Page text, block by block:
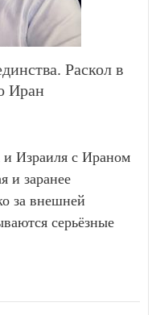
Раскол в
Иран
Израиля с Ираном
и заранее
за внешней
серьёзные